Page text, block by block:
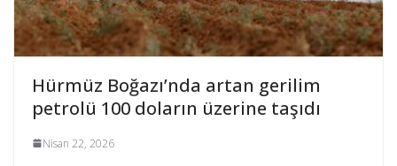
Hürmüz Boğazı’nda artan gerilim
petrolü 100 doların üzerine taşıdı
Nisan 22, 2026